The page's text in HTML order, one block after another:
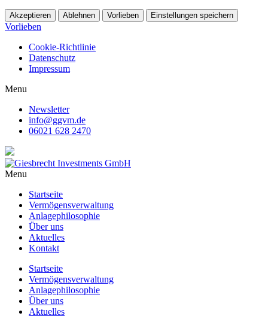
Akzeptieren Ablehnen Vorlieben Einstellungen speichern
Vorlieben
Cookie-Richtlinie
Datenschutz
Impressum
Menu
Newsletter
info@ggvm.de
06021 628 2470
Menu
Startseite
Vermögensverwaltung
Anlagephilosophie
Über uns
Aktuelles
Kontakt
Startseite
Vermögensverwaltung
Anlagephilosophie
Über uns
Aktuelles